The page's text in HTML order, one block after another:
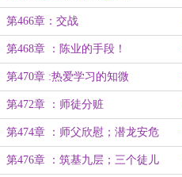
第466章：交战
第468章 ：陈业的手段！
第470章 :热爱学习的知微
第472章 ：师徒分赃
第474章 ：师父欣慰；潜龙安危
第476章 ：筑基九层；三个徒儿